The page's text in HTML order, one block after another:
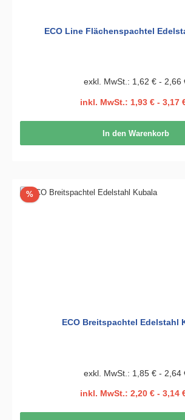
ECO Line Flächenspachtel
exkl. MwSt.: 1,62 € - 2,66
inkl. MwSt.: 1,93 € - 3,17
In den Warenkorb
%Rabatt
ECO Breitspachtel Edelstahl
exkl. MwSt.: 1,85 € - 2,64
inkl. MwSt.: 2,20 € - 3,14